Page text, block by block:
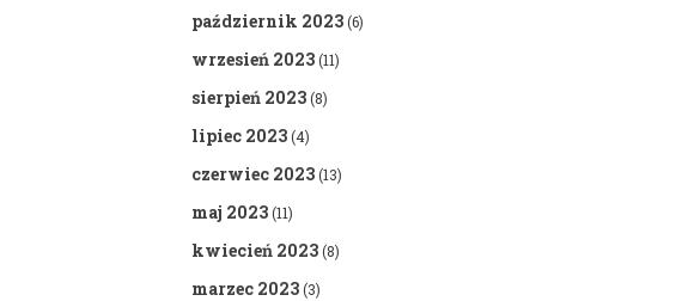
październik 2023(6)
wrzesień 2023(11)
sierpień 2023(8)
lipiec 2023(4)
czerwiec 2023(13)
maj 2023(11)
kwiecień 2023(8)
marzec 2023(3)